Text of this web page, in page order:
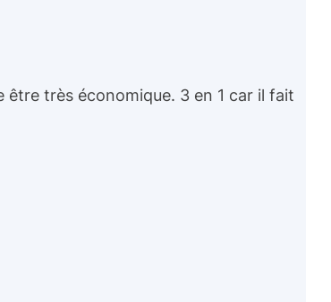
être très économique. 3 en 1 car il fait